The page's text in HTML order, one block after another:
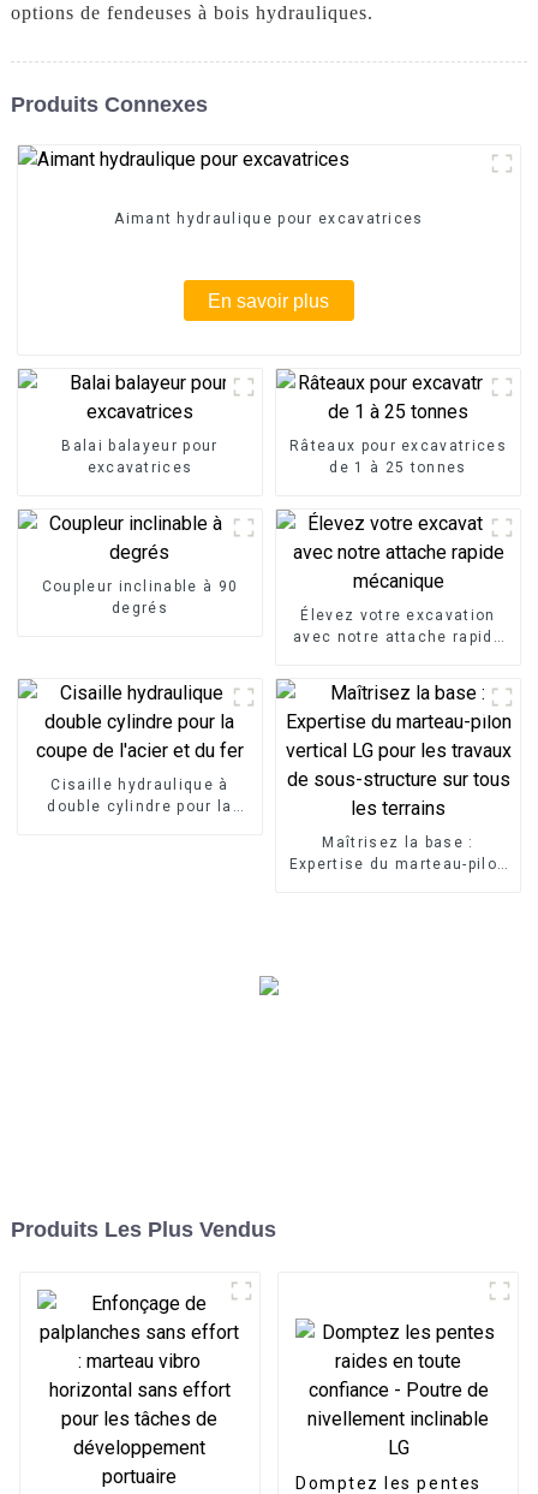
options de fendeuses à bois hydrauliques.
Produits Connexes
Aimant hydraulique pour excavatrices
En savoir plus
Balai balayeur pour
excavatrices
Râteaux pour excavatrices
de 1 à 25 tonnes
Coupleur inclinable à 90
degrés
Élevez votre excavation
avec notre attache rapide
Cisaille hydraulique à
double cylindre pour la
Maîtrisez la base :
Expertise du marteau-pilon
Produits Les Plus Vendus
Domptez les pentes